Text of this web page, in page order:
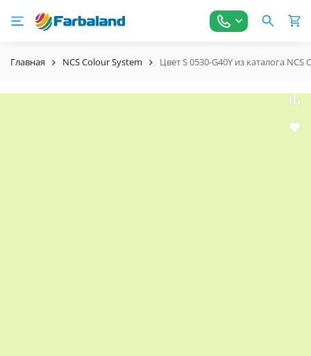
Главная NCS Colour System Цвет S 0530-G40Y из каталога NCS